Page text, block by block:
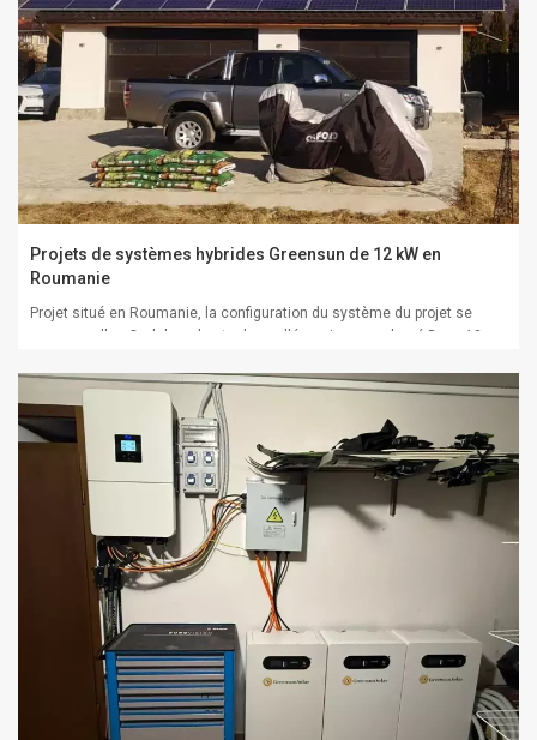
Projets de systèmes hybrides Greensun de 12 kW en
Roumanie
Projet situé en Roumanie, la configuration du système du projet se
compose d'un Onduleur de stockage d'énergie monophasé Deye 12
solaires Greensun 730W. Le système fonctionne actuellement bien,
permettant au client d'économiser 70 % sur se...